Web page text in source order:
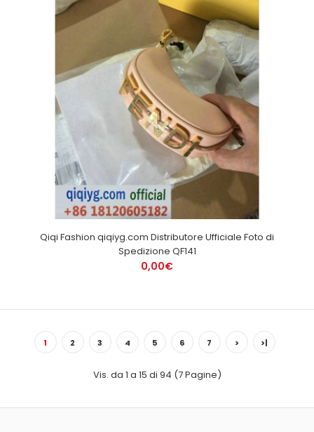
Qiqi Fashion qiqiyg.com Distributore Ufficiale Foto di
Spedizione QF141
0,00€
1 2 3 4 5 6 7 > >|
Vis. da 1 a 15 di 94 (7 Pagine)